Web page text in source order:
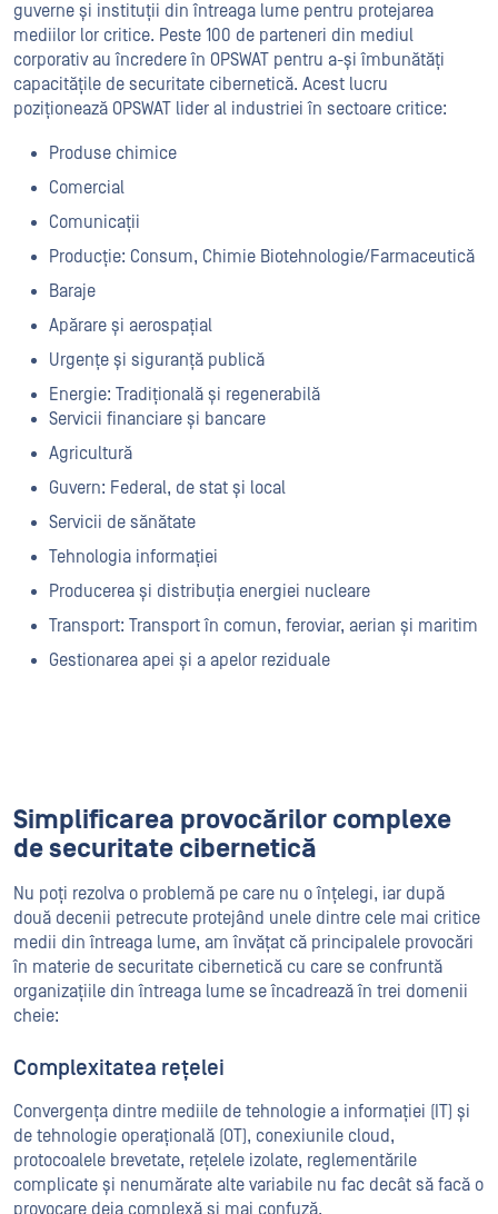
guverne și instituții din întreaga lume pentru protejarea
mediilor lor critice. Peste 100 de parteneri din mediul
corporativ au încredere în OPSWAT pentru a-și îmbunătăți
capacitățile de securitate cibernetică. Acest lucru
poziționează OPSWAT lider al industriei în sectoare critice:
Produse chimice
Comercial
Comunicații
Producție: Consum, Chimie Biotehnologie/Farmaceutică
Baraje
Apărare și aerospațial
Urgențe și siguranță publică
Energie: Tradițională și regenerabilă
Servicii financiare și bancare
Agricultură
Guvern: Federal, de stat și local
Servicii de sănătate
Tehnologia informației
Producerea și distribuția energiei nucleare
Transport: Transport în comun, feroviar, aerian și maritim
Gestionarea apei și a apelor reziduale
Simplificarea provocărilor complexe
de securitate cibernetică
Nu poți rezolva o problemă pe care nu o înțelegi, iar după
două decenii petrecute protejând unele dintre cele mai critice
medii din întreaga lume, am învățat că principalele provocări
în materie de securitate cibernetică cu care se confruntă
organizațiile din întreaga lume se încadrează în trei domenii
cheie:
Complexitatea rețelei
Convergența dintre mediile de tehnologie a informației (IT) și
de tehnologie operațională (OT), conexiunile cloud,
protocoalele brevetate, rețelele izolate, reglementările
complicate și nenumărate alte variabile nu fac decât să facă o
provocare deja complexă și mai confuză.